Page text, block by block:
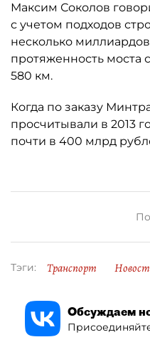
Максим Соколов
с учетом подходов
несколько
протяженность моста
580 км.
Когда по заказу
просчитывали в 2013
почти в 400 млрд
Тэги: Транспорт
Обсуждаем